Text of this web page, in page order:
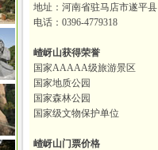
地址：河南省驻马店市遂平县
电话：0396-4779318
嵖岈山获得荣誉
国家AAAAA级旅游景区
国家地质公园
国家森林公园
国家级文物保护单位
嵖岈山门票价格